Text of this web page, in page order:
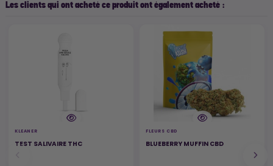
Les clients qui ont acheté ce produit ont également acheté :
KLEANER
TEST SALIVAIRE THC
FLEURS CBD
BLUEBERRY MUFFIN CBD